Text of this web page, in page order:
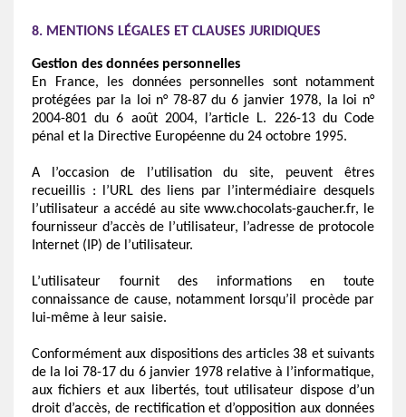
8. MENTIONS LÉGALES ET CLAUSES JURIDIQUES
Gestion des données personnelles
En France, les données personnelles sont notamment
protégées par la loi n° 78-87 du 6 janvier 1978, la loi n°
2004-801 du 6 août 2004, l’article L. 226-13 du Code
pénal et la Directive Européenne du 24 octobre 1995.
A l’occasion de l’utilisation du site, peuvent êtres
recueillis : l’URL des liens par l’intermédiaire desquels
l’utilisateur a accédé au site www.chocolats-gaucher.fr, le
fournisseur d’accès de l’utilisateur, l’adresse de protocole
Internet (IP) de l’utilisateur.
L’utilisateur fournit des informations en toute
connaissance de cause, notamment lorsqu’il procède par
lui-même à leur saisie.
Conformément aux dispositions des articles 38 et suivants
de la loi 78-17 du 6 janvier 1978 relative à l’informatique,
aux fichiers et aux libertés, tout utilisateur dispose d’un
droit d’accès, de rectification et d’opposition aux données